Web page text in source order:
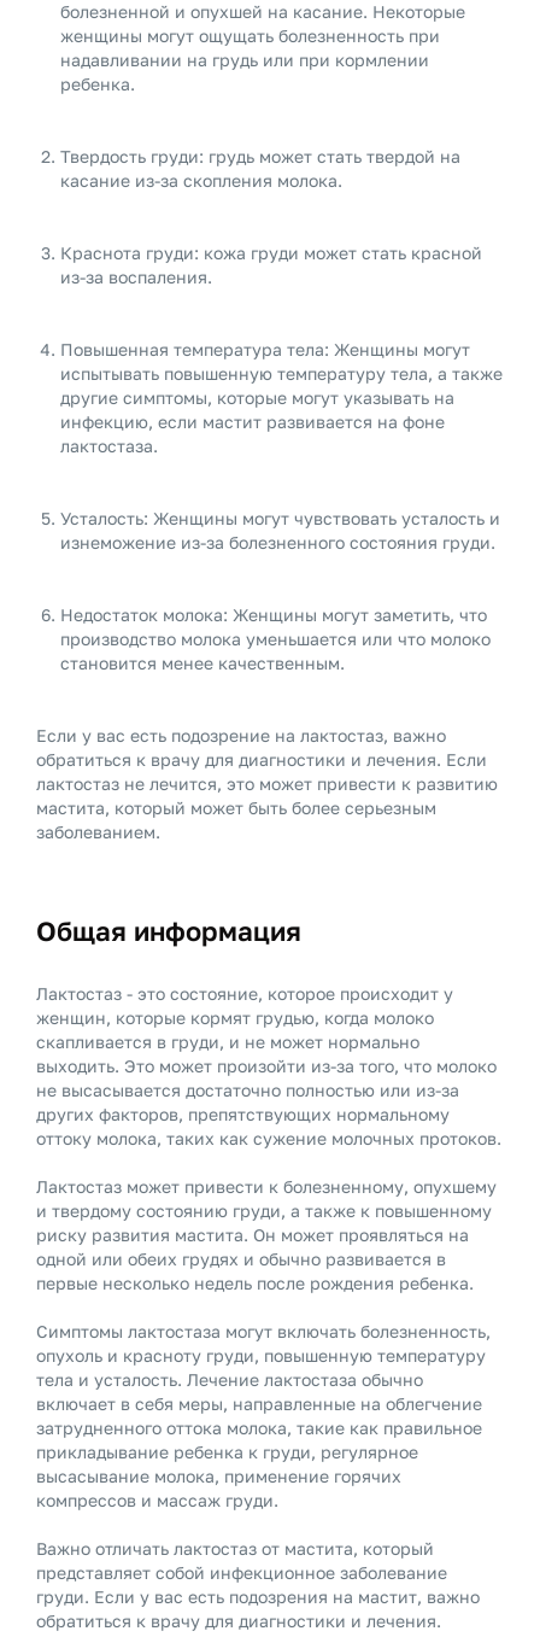
болезненной и опухшей на касание. Некоторые
женщины могут ощущать болезненность при
надавливании на грудь или при кормлении
ребенка.
Твердость груди: грудь может стать твердой на
касание из-за скопления молока.
Краснота груди: кожа груди может стать красной
из-за воспаления.
Повышенная температура тела: Женщины могут
испытывать повышенную температуру тела, а также
другие симптомы, которые могут указывать на
инфекцию, если мастит развивается на фоне
лактостаза.
Усталость: Женщины могут чувствовать усталость и
изнеможение из-за болезненного состояния груди.
Недостаток молока: Женщины могут заметить, что
производство молока уменьшается или что молоко
становится менее качественным.
Если у вас есть подозрение на лактостаз, важно
обратиться к врачу для диагностики и лечения. Если
лактостаз не лечится, это может привести к развитию
мастита, который может быть более серьезным
заболеванием.
Общая информация
Лактостаз - это состояние, которое происходит у
женщин, которые кормят грудью, когда молоко
скапливается в груди, и не может нормально
выходить. Это может произойти из-за того, что молоко
не высасывается достаточно полностью или из-за
других факторов, препятствующих нормальному
оттоку молока, таких как сужение молочных протоков.
Лактостаз может привести к болезненному, опухшему
и твердому состоянию груди, а также к повышенному
риску развития мастита. Он может проявляться на
одной или обеих грудях и обычно развивается в
первые несколько недель после рождения ребенка.
Симптомы лактостаза могут включать болезненность,
опухоль и красноту груди, повышенную температуру
тела и усталость. Лечение лактостаза обычно
включает в себя меры, направленные на облегчение
затрудненного оттока молока, такие как правильное
прикладывание ребенка к груди, регулярное
высасывание молока, применение горячих
компрессов и массаж груди.
Важно отличать лактостаз от мастита, который
представляет собой инфекционное заболевание
груди. Если у вас есть подозрения на мастит, важно
обратиться к врачу для диагностики и лечения.